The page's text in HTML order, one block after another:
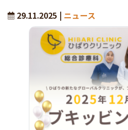
29.11.2025 | ニュース